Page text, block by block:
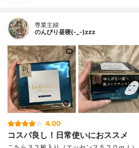
専業主婦
のんびり昼寝(-_-)zzz
4.00
コスパ良し！日常使いにおススメ